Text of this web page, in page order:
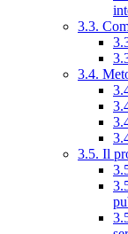
3.3.
3.4.
3.5. Il